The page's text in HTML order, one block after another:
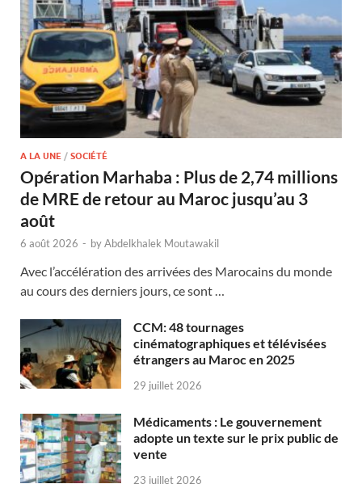
A LA UNE / SOCIÉTÉ
Opération Marhaba : Plus de 2,74 millions
de MRE de retour au Maroc jusqu’au 3
août
6 août 2026 - byAbdelkhalek Moutawakil
Avec l’accélération des arrivées des Marocains du monde
au cours des derniers jours, ce sont …
CCM: 48 tournages
cinématographiques et télévisées
étrangers au Maroc en 2025
29 juillet 2026
Médicaments : Le gouvernement
adopte un texte sur le prix public de
vente
23 juillet 2026